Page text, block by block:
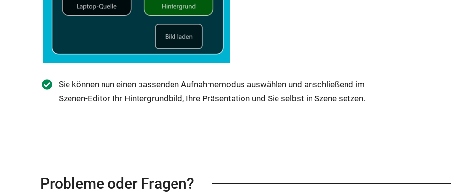
Sie können nun einen passenden Aufnahmemodus auswählen und anschließend im
Szenen-Editor Ihr Hintergrundbild, Ihre Präsentation und Sie selbst in Szene setzen.
Probleme oder Fragen?